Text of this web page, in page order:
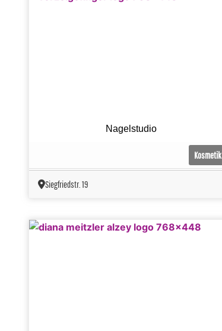
Nagelstudio
Kosmetik
Siegfriedstr. 19